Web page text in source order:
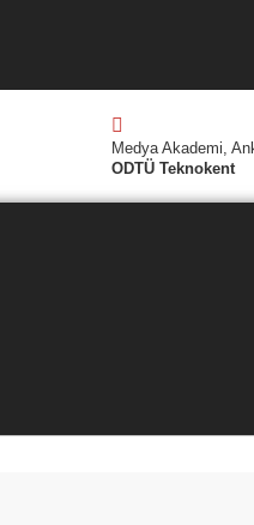
Medya Akademi,
ODTÜ Teknokent